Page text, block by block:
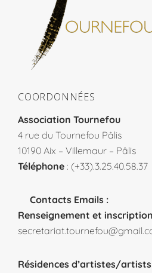
COORDONNÉES
Association Tournefou
4 rue du Tournefou Pâlis
10190 Aix – Villemaur – Pâlis
Téléphone : (+33).3.25.40.58.37
Contacts Emails :
Renseignement et
Résidences d’artistes/